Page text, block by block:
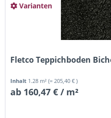
Fletco Teppichboden
Inhalt 1.28 m²(= 205,40 € )
ab 160,47 € / m²
Varianten